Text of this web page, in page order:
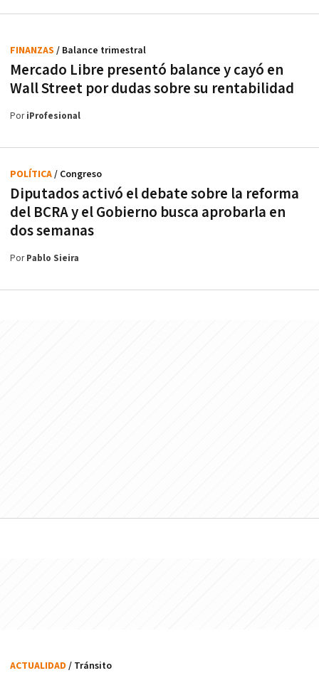
Mercado Libre presentó balance y cayó en
Wall Street por dudas sobre su rentabilidad
FINANZAS / Balance trimestral
PoriProfesional
Diputados activó el debate sobre la reforma
del BCRA y el Gobierno busca aprobarla en
dos semanas
POLÍTICA/ Congreso
PorPablo Sieira
ACTUALIDAD / Tránsito